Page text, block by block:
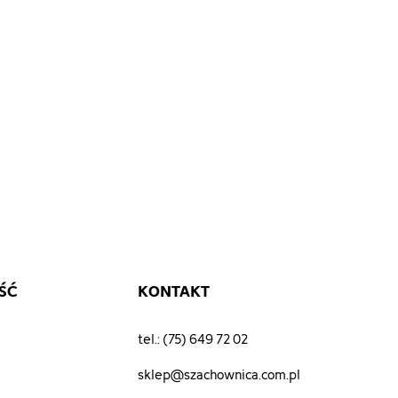
KONTAKT
tel.: (75) 649 72 02
sklep@szachownica.com.pl